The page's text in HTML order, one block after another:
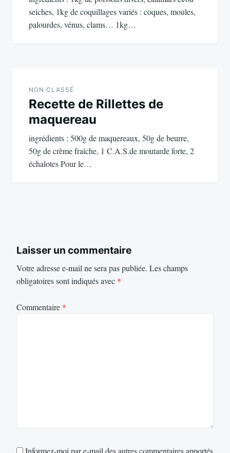
seiches, 1kg de coquillages variés : coques, moules,
palourdes, vénus, clams… 1kg…
NON CLASSÉ
Recette de Rillettes de
maquereau
ingrédients : 500g de maquereaux, 50g de beurre,
50g de crème fraîche, 1 C.A.S.de moutarde forte, 2
échalotes Pour le…
Laisser un commentaire
Votre adresse e-mail ne sera pas publiée. Les champs
obligatoires sont indiqués avec *
Commentaire *
Informez-moi par e-mail des autres commentaires apportés